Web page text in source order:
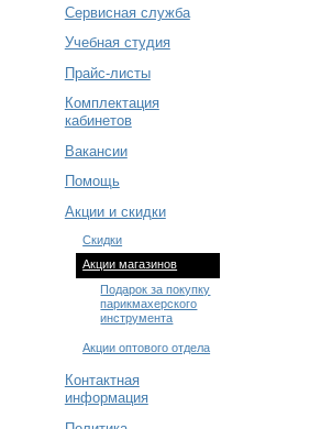
Сервисная служба
Учебная студия
Прайс-листы
Комплектация
кабинетов
Вакансии
Помощь
Акции и скидки
Cкидки
Акции магазинов
Подарок за покупку
парикмахерского
инструмента
Акции оптового отдела
Контактная
информация